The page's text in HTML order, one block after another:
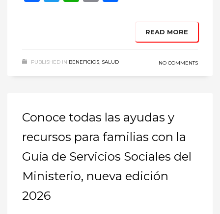
READ MORE
PUBLISHED IN BENEFICIOS, SALUD NO COMMENTS
Conoce todas las ayudas y
recursos para familias con la
Guía de Servicios Sociales del
Ministerio, nueva edición
2026